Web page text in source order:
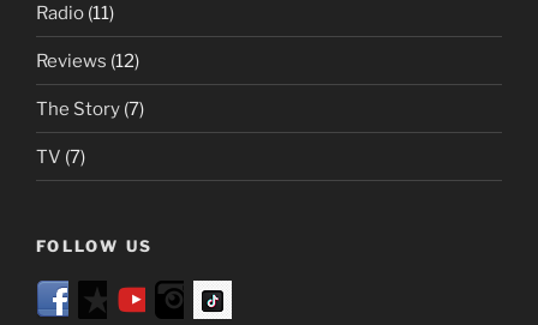
Radio (11)
Reviews (12)
The Story (7)
TV (7)
FOLLOW US